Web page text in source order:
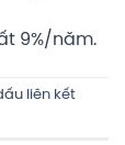
9%/năm.
liên kết